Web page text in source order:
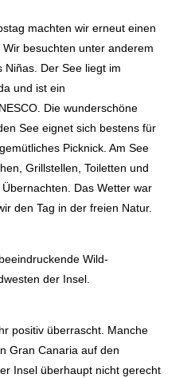
machten wir erneut einen
besuchten unter anderem
Niñas. Der See liegt im
und ist ein
Die wunderschöne
See eignet sich bestens für
Picknick. Am See
Grillstellen, Toiletten und
Das Wetter war
den Tag in der freien Natur.
Wild-
der Insel.
positiv überrascht. Manche
Gran Canaria auf den
Insel überhaupt nicht gerecht